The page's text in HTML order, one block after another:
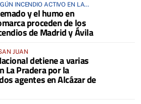
INCENDIO ACTIVO EN LA
y el humo en
proceden de los
de Madrid y Ávila
JUAN
detiene a varias
La Pradera por la
agentes en Alcázar de